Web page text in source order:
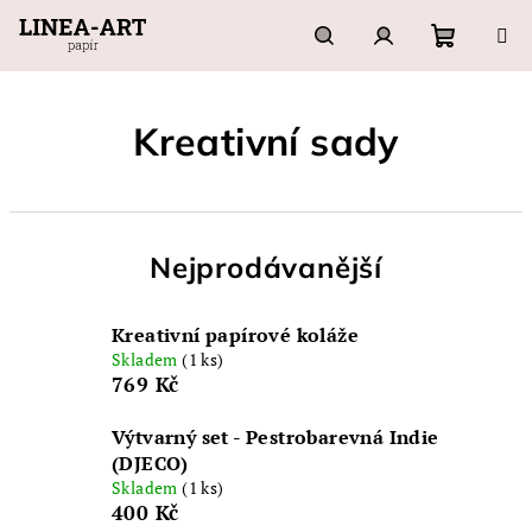
HledatPřihlášení
Kreativní sady
Nejprodávanější
Kreativní papírové koláže
Skladem(1 ks)
769 Kč
Výtvarný set - Pestrobarevná Indie
(DJECO)
Skladem(1 ks)
400 Kč